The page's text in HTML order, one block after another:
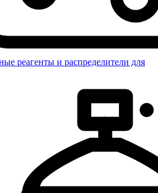
реагенты и распределители для